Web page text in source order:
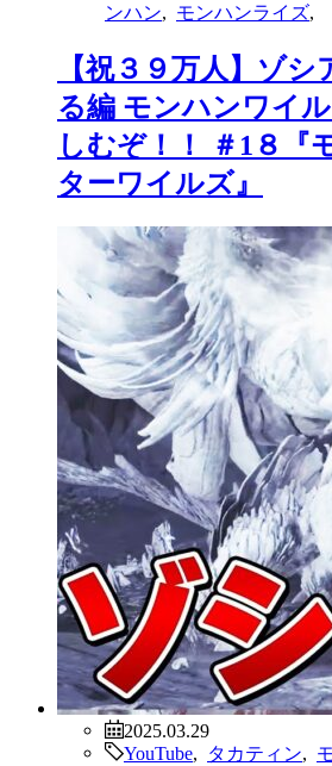
ンハン
モンハンライズ
【祝３９万人】ゾ
る編 モンハンワイ
しむぞ！！ ＃1８『
ターワイルズ』
2025.03.29
YouTube
タカティン